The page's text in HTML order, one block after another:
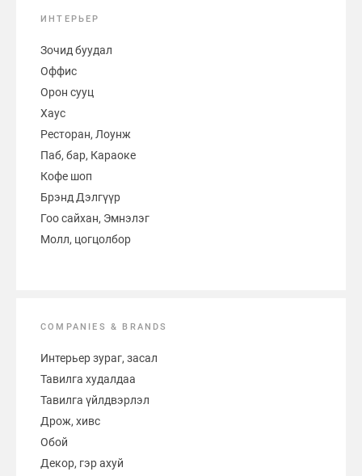
ИНТЕРЬЕР
Зочид буудал
Оффис
Орон сууц
Хаус
Ресторан, Лоунж
Паб, бар, Караоке
Кофе шоп
Брэнд Дэлгүүр
Гоо сайхан, Эмнэлэг
Молл, цогцолбор
COMPANIES & BRANDS
Интерьер зураг, засал
Тавилга худалдаа
Тавилга үйлдвэрлэл
Дрож, хивс
Обой
Декор, гэр ахуй